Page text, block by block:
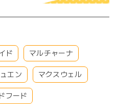
ド マルチャーナ
エン マクスウェル
フード